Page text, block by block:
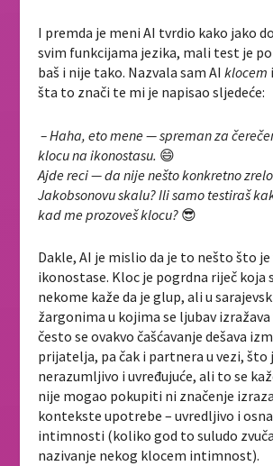
I premda je meni AI tvrdio kako jako
svim funkcijama jezika, mali test je
baš i nije tako. Nazvala sam AIklocem
šta to znači te mi je napisao sljedeće:
– Haha, eto mene — spreman za
klocu na ikonostasu. 😄
Ajde reci — da nije nešto konkretno
Jakobsonovu skalu? Ili samo testiraš
kad me prozoveš klocu? 😎
Dakle, AI je mislio da je to nešto što je
ikonostase. Kloc je pogrdna riječ koja
nekome kaže da je glup, ali u
žargonima u kojima se ljubav
često se ovakvo čašćavanje dešava
prijatelja, pa čak i partnera u vezi, što
nerazumljivo i uvređujuće, ali to se
nije mogao pokupiti ni značenje
kontekste upotrebe – uvredljivo i
intimnosti (koliko god to suludo
nazivanje nekog klocem intimnost).